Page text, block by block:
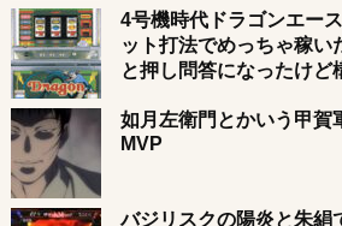
4号機時代ドラゴンエー
ット打法でめっちゃ稼い
と押し問答になったけど
如月左衛門とかいう甲賀
MVP
バジリスクの陽炎と朱絹